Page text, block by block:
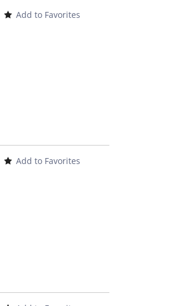
Add to Favorites
Add to Favorites